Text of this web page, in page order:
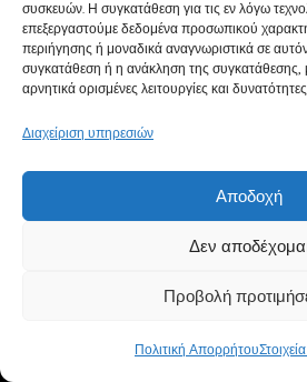
συσκευών. Η συγκατάθεση για τις εν λόγω
επεξεργαστούμε δεδομένα προσωπικού
περιήγησης ή μοναδικά αναγνωριστικά σε
συγκατάθεση ή η ανάκληση της συγκατάθεσης,
αρνητικά ορισμένες λειτουργίες και
Διαχείριση υπηρεσιών
Αποδοχή
Δεν
Προβολή
Πολιτική Απορρήτου
1/10/2024 Καλοκαιρία μέχρι την
Βροχές και τοπικές καταιγίδες την
16/09/2024 Ο καιρός στην χώρα